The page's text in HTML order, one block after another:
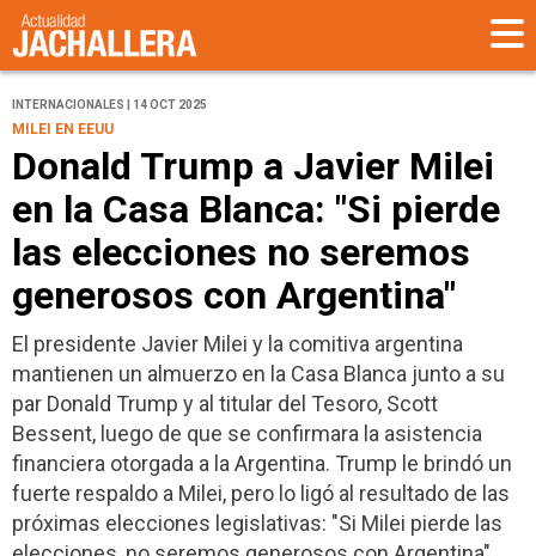
INTERNACIONALES | 14 OCT 2025
MILEI EN EEUU
Donald Trump a Javier Milei
en la Casa Blanca: "Si pierde
las elecciones no seremos
generosos con Argentina"
El presidente Javier Milei y la comitiva argentina
mantienen un almuerzo en la Casa Blanca junto a su
par Donald Trump y al titular del Tesoro, Scott
Bessent, luego de que se confirmara la asistencia
financiera otorgada a la Argentina. Trump le brindó un
fuerte respaldo a Milei, pero lo ligó al resultado de las
próximas elecciones legislativas: "Si Milei pierde las